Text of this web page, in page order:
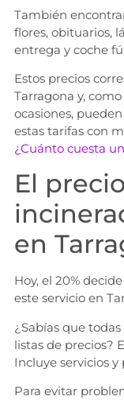
También
flores, obituarios,
entrega y coche
Estos precios
Tarragona y,
ocasiones,
estas tarifas con
¿Cuánto cuesta
El
en
Hoy, el 20%
este servicio en
¿Sabías que
listas de precios?
Incluye servicios y
Para evitar